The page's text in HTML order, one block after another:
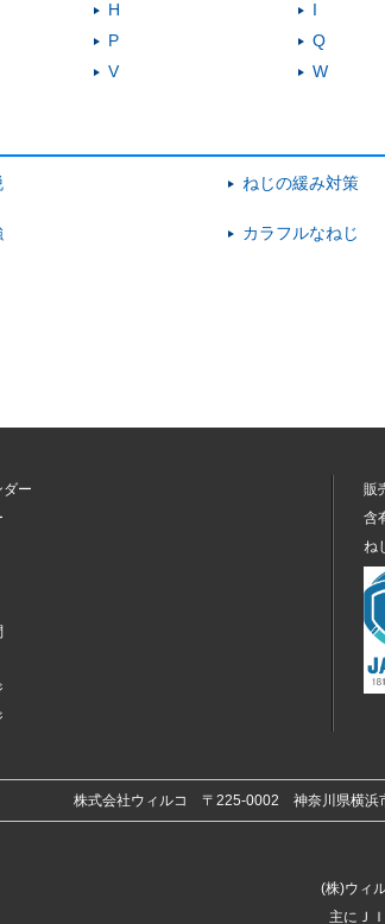
H
P Q
V W
ねじの緩み対策
カラフルなねじ
ー
販
含
ね
株式会社ウィルコ 〒225-0002 神奈川県横浜
(株)ウィ
主にＪ